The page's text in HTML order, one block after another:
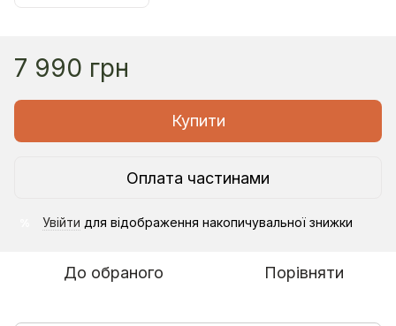
7 990 грн
Купити
Оплата частинами
Увійти для відображення накопичувальної знижки
До обраного Порівняти